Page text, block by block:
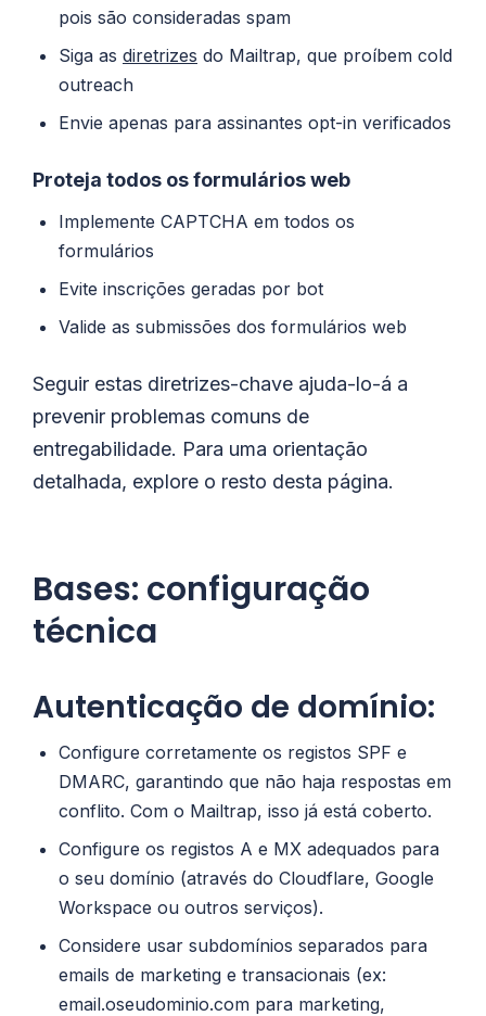
pois são consideradas spam
Siga as diretrizes do Mailtrap, que proíbem cold
outreach
Envie apenas para assinantes opt-in verificados
Proteja todos os formulários web
Implemente CAPTCHA em todos os
formulários
Evite inscrições geradas por bot
Valide as submissões dos formulários web
Seguir estas diretrizes-chave ajuda-lo-á a
prevenir problemas comuns de
entregabilidade. Para uma orientação
detalhada, explore o resto desta página.
Bases: configuração
técnica
Autenticação de domínio:
Configure corretamente os registos SPF e
DMARC, garantindo que não haja respostas em
conflito. Com o Mailtrap, isso já está coberto.
Configure os registos A e MX adequados para
o seu domínio (através do Cloudflare, Google
Workspace ou outros serviços).
Considere usar subdomínios separados para
emails de marketing e transacionais (ex:
email.oseudominio.com para marketing,